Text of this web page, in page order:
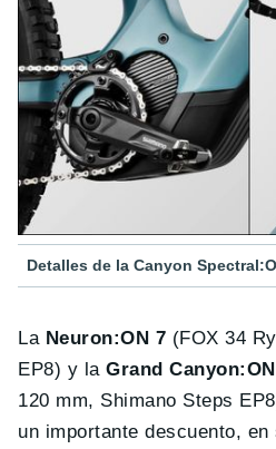
Detalles de la Canyon
La Neuron:ON 7 (FOX 34
EP8) y laGrand
120 mm, Shimano Steps
un importante descuento,